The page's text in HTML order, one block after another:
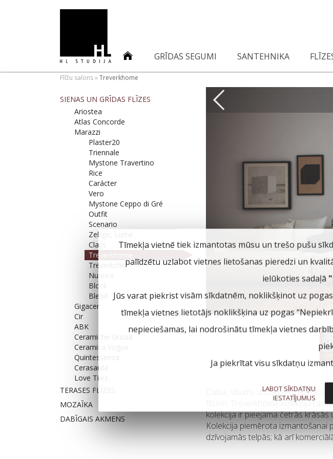
GRĪDAS SEGUMI SANTEHNIKA
Flīžu salons»Treverkhome
SIENAS UN GRĪDAS FLĪZES
Ariostea
Atlas Concorde
Marazzi
Plaster20
Triennale
Mystone Travertino
Rice
Carácter
Vero
Mystone Ceppo di Gré
Outfit
Scenario
Zellige, Lume
Clays
Treverkhome
Treverkchic
Nuance
Block
Blend
Gigacer
Cir
ABK
Ceramiche Grazia
Ceramica Vogue
Quintessenza
Cerasarda
Love Tiles
TERASES FLĪZES
MOZAĪKA
DABĪGAIS AKMENS
Daba, siltums un taustes
flīzēm. Treverkhome kolekcija
kolekcija ir pieejama četrās
Kolekcija piemērota izmantošanai
dzīvojamās telpās; kā arī
Tīmekļa vietnē tiek izmantotas mūsu un trešo pušu
palīdzētu uzlabot vietnes lietošanas pieredzi un
ielūkoties sadaļā "
Jūs varat piekrist visām sīkdatnēm, noklikšķinot uz
tīmekļa vietnes lietotājs noklikšķina uz pogas
nepieciešamas, lai nodrošinātu tīmekļa vietnes
Ja piekrītat visu sīkdatņu
LABOT SĪKDATŅU
IESTATĪJUMUS